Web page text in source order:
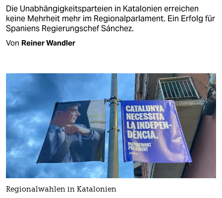
Die Unabhängigkeitsparteien in Katalonien erreichen
keine Mehrheit mehr im Regionalparlament. Ein Erfolg für
Spaniens Regierungschef Sánchez.
Von Reiner Wandler
Regionalwahlen in Katalonien